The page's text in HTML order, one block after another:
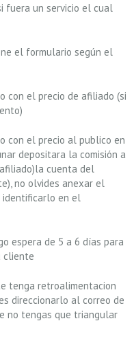
fuera un servicio el cual
el formulario según el
con el precio de afiliado (si
con el precio al publico en
depositara la comisión a
cuenta del
no olvides anexar el
en el
espera de 5 a 6 días para
cliente
tenga retroalimentacion
direccionarlo al correo de
no tengas que triangular